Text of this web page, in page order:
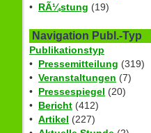
• RÃ¼stung (19)
Navigation Publ.-Typ
Publikationstyp
• Pressemitteilung (319)
• Veranstaltungen (7)
• Pressespiegel (20)
• Bericht (412)
• Artikel (227)